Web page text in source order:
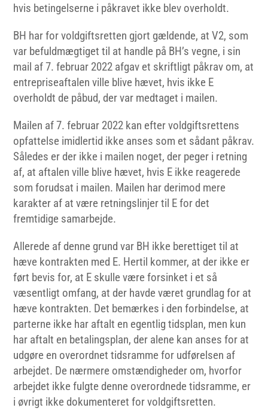
hvis betingelserne i påkravet ikke blev overholdt.
BH har for voldgiftsretten gjort gældende, at V2, som
var befuldmægtiget til at handle på BH’s vegne, i sin
mail af 7. februar 2022 afgav et skriftligt påkrav om, at
entrepriseaftalen ville blive hævet, hvis ikke E
overholdt de påbud, der var medtaget i mailen.
Mailen af 7. februar 2022 kan efter voldgiftsrettens
opfattelse imidlertid ikke anses som et sådant påkrav.
Således er der ikke i mailen noget, der peger i retning
af, at aftalen ville blive hævet, hvis E ikke reagerede
som forudsat i mailen. Mailen har derimod mere
karakter af at være retningslinjer til E for det
fremtidige samarbejde.
Allerede af denne grund var BH ikke berettiget til at
hæve kontrakten med E. Hertil kommer, at der ikke er
ført bevis for, at E skulle være forsinket i et så
væsentligt omfang, at der havde været grundlag for at
hæve kontrakten. Det bemærkes i den forbindelse, at
parterne ikke har aftalt en egentlig tidsplan, men kun
har aftalt en betalingsplan, der alene kan anses for at
udgøre en overordnet tidsramme for udførelsen af
arbejdet. De nærmere omstændigheder om, hvorfor
arbejdet ikke fulgte denne overordnede tidsramme, er
i øvrigt ikke dokumenteret for voldgiftsretten.